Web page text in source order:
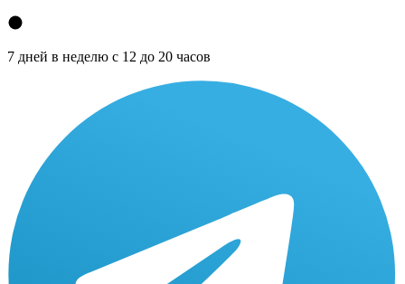
7 дней в неделю с 12 до 20 часов